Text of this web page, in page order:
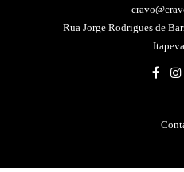
Rua Jorge Rodrigues de